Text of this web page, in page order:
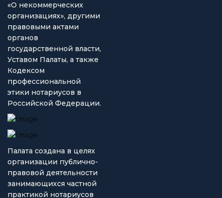
«О некоммерческих
организациях», другими
правовыми актами
органов
государственной власти,
Уставом Палаты, а также
Кодексом
профессиональной
этики нотариусов в
Российской Федерации.
Палата создана в целях
организации публично-
правовой деятельности
занимающихся частной
практикой нотариусов